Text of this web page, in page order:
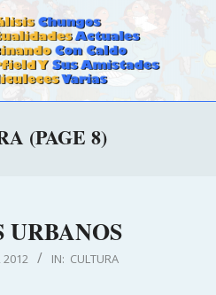
(PAGE 8)
URBANOS
2012 IN: CULTURA